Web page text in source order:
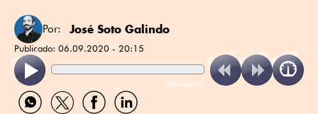
Por: José Soto Galindo
Publicado: 06.09.2020 - 20:15
ReadSpeaker
Compartir
por
Compartir
por
Compartir
por
Compartir
por